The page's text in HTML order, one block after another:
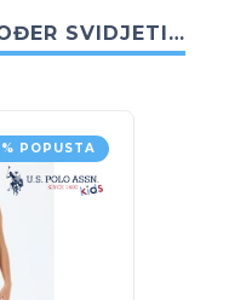
SVIDJETI…
POPUSTA